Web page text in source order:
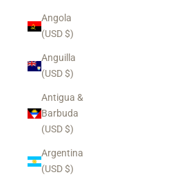
Angola
(USD $)
Anguilla
(USD $)
Antigua &
Barbuda
(USD $)
Argentina
(USD $)